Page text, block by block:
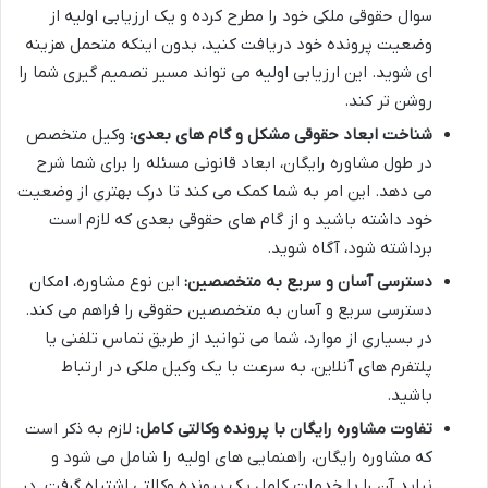
سوال حقوقی ملکی خود را مطرح کرده و یک ارزیابی اولیه از
وضعیت پرونده خود دریافت کنید، بدون اینکه متحمل هزینه
ای شوید. این ارزیابی اولیه می تواند مسیر تصمیم گیری شما را
روشن تر کند.
شناخت ابعاد حقوقی مشکل و گام های بعدی: وکیل متخصص
در طول مشاوره رایگان، ابعاد قانونی مسئله را برای شما شرح
می دهد. این امر به شما کمک می کند تا درک بهتری از وضعیت
خود داشته باشید و از گام های حقوقی بعدی که لازم است
برداشته شود، آگاه شوید.
دسترسی آسان و سریع به متخصصین: این نوع مشاوره، امکان
دسترسی سریع و آسان به متخصصین حقوقی را فراهم می کند.
در بسیاری از موارد، شما می توانید از طریق تماس تلفنی یا
پلتفرم های آنلاین، به سرعت با یک وکیل ملکی در ارتباط
باشید.
تفاوت مشاوره رایگان با پرونده وکالتی کامل: لازم به ذکر است
که مشاوره رایگان، راهنمایی های اولیه را شامل می شود و